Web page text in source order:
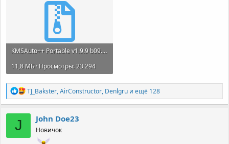
KMSAuto++ Portable v1.9.9 b09.7z
11,8 МБ · Просмотры: 23 294
Р
е
а
к
и
TJ_Bakster,AirConstructor, Denlgru и ещё 128
J John Doe23
Новичок